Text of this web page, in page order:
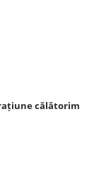
călătorim